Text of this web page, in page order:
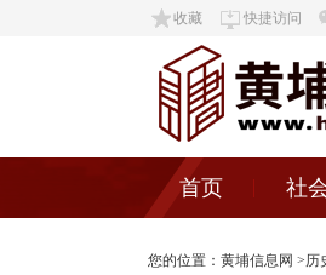
收藏 快捷访问
首页 社
您的位置： 黄埔信息网 >历